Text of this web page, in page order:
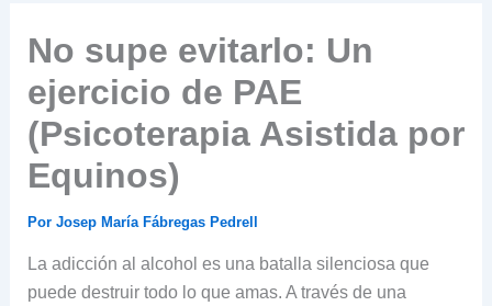
No supe evitarlo: Un
ejercicio de PAE
(Psicoterapia Asistida por
Equinos)
Por Josep María Fábregas Pedrell
La adicción al alcohol es una batalla silenciosa que
puede destruir todo lo que amas. A través de una